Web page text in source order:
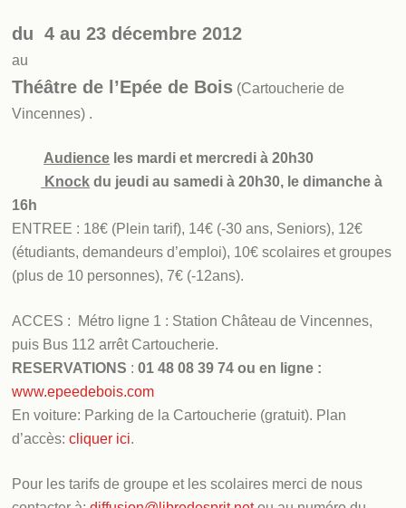
du 4 au 23 décembre 2012
au
Théâtre de l’Epée de Bois (Cartoucherie de
Vincennes) .
Audience les mardi et mercredi à 20h30
Knock du jeudi au samedi à 20h30, le dimanche à
16h
ENTREE : 18€ (Plein tarif), 14€ (-30 ans, Seniors), 12€
(étudiants, demandeurs d’emploi), 10€ scolaires et groupes
(plus de 10 personnes), 7€ (-12ans).
ACCES : Métro ligne 1 : Station Château de Vincennes,
puis Bus 112 arrêt Cartoucherie.
RESERVATIONS :01 48 08 39 74 ou en ligne :
www.epeedebois.com
En voiture: Parking de la Cartoucherie (gratuit). Plan
d’accès:cliquer ici.
Pour les tarifs de groupe et les scolaires merci de nous